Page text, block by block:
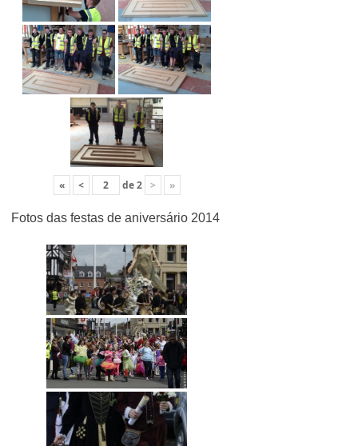
« < de2 > »
Fotos das festas de aniversário 2014